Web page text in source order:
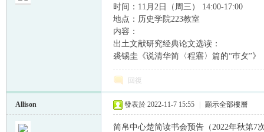
时间：11月2日（周三） 14:00-17:00
地点：历史学院223教室
内容：
出土文献研究经典论文选读：
裘锡圭《说清华简〈程寤〉篇的“巿攵”》
回復
Allison 發表於 2022-11-7 15:55 顯示全部樓層
简帛中心楚简读书会预告（2022年秋第7